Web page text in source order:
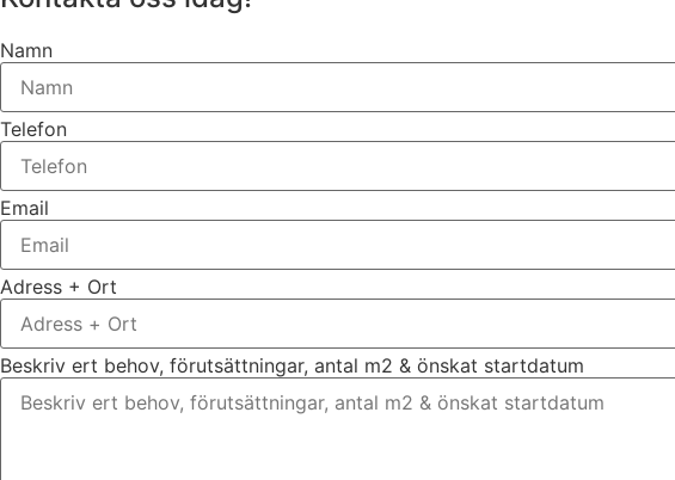
Namn
Telefon
Email
Adress + Ort
Beskriv ert behov, förutsättningar, antal m2 & önskat startdatum